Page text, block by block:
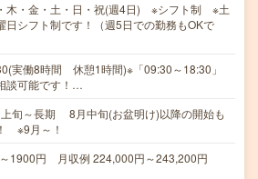
木・金・土・日・祝(週4日) ※シフト制 ※土
日シフト制です！（週5日での勤務もOKで
実働8時間 休憩1時間)※「09:30～18:30」
談可能です！…
旬～長期 8月中旬(お盆明け)以降の開始も
※9月～！
1900円 月収例 224,000円～243,200円